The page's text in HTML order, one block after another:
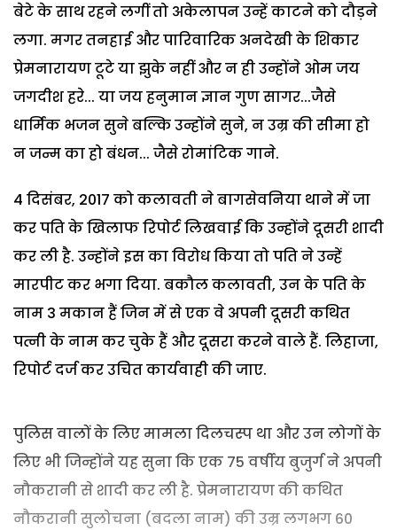
बेटे के साथ रहने लगीं तो अकेलापन उन्हें काटने को दौड़ने
लगा. मगर तनहाई और पारिवारिक अनदेखी के शिकार
प्रेमनारायण टूटे या झुके नहीं और न ही उन्होंने ओम जय
जगदीश हरे... या जय हनुमान ज्ञान गुण सागर...जैसे
धार्मिक भजन सुने बल्कि उन्होंने सुने, न उम्र की सीमा हो
न जन्म का हो बंधन... जैसे रोमांटिक गाने.
4 दिसंबर, 2017 को कलावती ने बागसेवनिया थाने में जा
कर पति के खिलाफ रिपोर्ट लिखवाई कि उन्होंने दूसरी शादी
कर ली है. उन्होंने इस का विरोध किया तो पति ने उन्हें
मारपीट कर भगा दिया. बकौल कलावती, उन के पति के
नाम 3 मकान हैं जिन में से एक वे अपनी दूसरी कथित
पत्नी के नाम कर चुके हैं और दूसरा करने वाले हैं. लिहाजा,
रिपोर्ट दर्ज कर उचित कार्यवाही की जाए.
पुलिस वालों के लिए मामला दिलचस्प था और उन लोगों के
लिए भी जिन्होंने यह सुना कि एक 75 वर्षीय बुजुर्ग ने अपनी
नौकरानी से शादी कर ली है. प्रेमनारायण की कथित
नौकरानी सुलोचना (बदला नाम) की उम्र लगभग 60